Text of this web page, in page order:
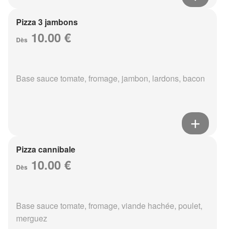
Pizza 3 jambons
Dès 10.00 €
Base sauce tomate, fromage, jambon, lardons, bacon
Pizza cannibale
Dès 10.00 €
Base sauce tomate, fromage, viande hachée, poulet,
merguez